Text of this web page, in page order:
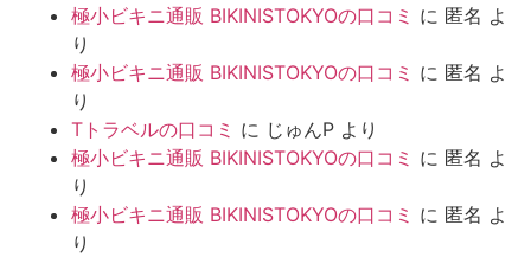
極小ビキニ通販 BIKINISTOKYOの口コミ に 匿名 よ
り
極小ビキニ通販 BIKINISTOKYOの口コミ に 匿名 よ
り
Tトラベルの口コミ に じゅんP より
極小ビキニ通販 BIKINISTOKYOの口コミ に 匿名 よ
り
極小ビキニ通販 BIKINISTOKYOの口コミ に 匿名 よ
り